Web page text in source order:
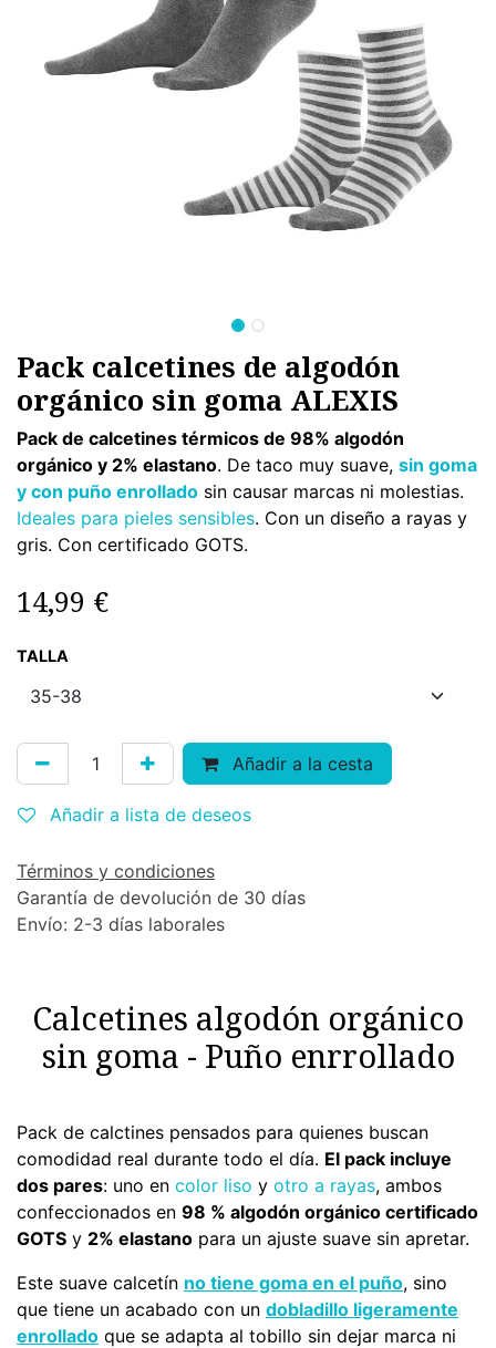
Pack calcetines de algodón
orgánico sin goma ALEXIS
Pack de calcetines térmicos de 98% algodón
orgánico y 2% elastano. De taco muy suave, sin goma
y con puño enrollado sin causar marcas ni molestias.
Ideales para pieles sensibles. Con un diseño a rayas y
gris. Con certificado GOTS.
14,99 €
TALLA
Añadir a la cesta
Añadir a lista de deseos
Términos y condiciones
Garantía de devolución de 30 días
Envío: 2-3 días laborales
Calcetines algodón orgánico
sin goma - Puño enrrollado
Pack de calctines pensados para quienes buscan
comodidad real durante todo el día. El pack incluye
dos pares: uno en color liso y otro a rayas, ambos
confeccionados en 98 % algodón orgánico certificado
GOTS y 2% elastano para un ajuste suave sin apretar.
Este suave calcetín no tiene goma en el puño, sino
que tiene un acabado con un dobladillo ligeramente
enrollado que se adapta al tobillo sin dejar marca ni